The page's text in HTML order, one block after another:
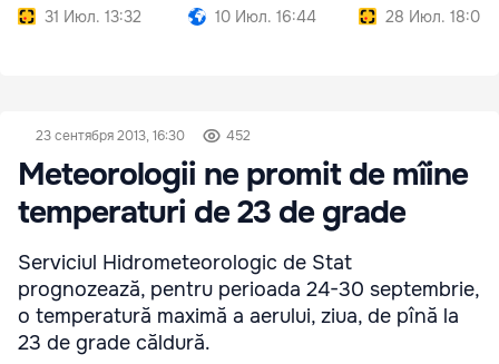
31 Июл. 13:32
10 Июл. 16:44
28 Июл. 18:05
23 сентября 2013, 16:30 452
Meteorologii ne promit de mîine
temperaturi de 23 de grade
Serviciul Hidrometeorologic de Stat
prognozează, pentru perioada 24-30 septembrie,
o temperatură maximă a aerului, ziua, de pînă la
23 de grade căldură.